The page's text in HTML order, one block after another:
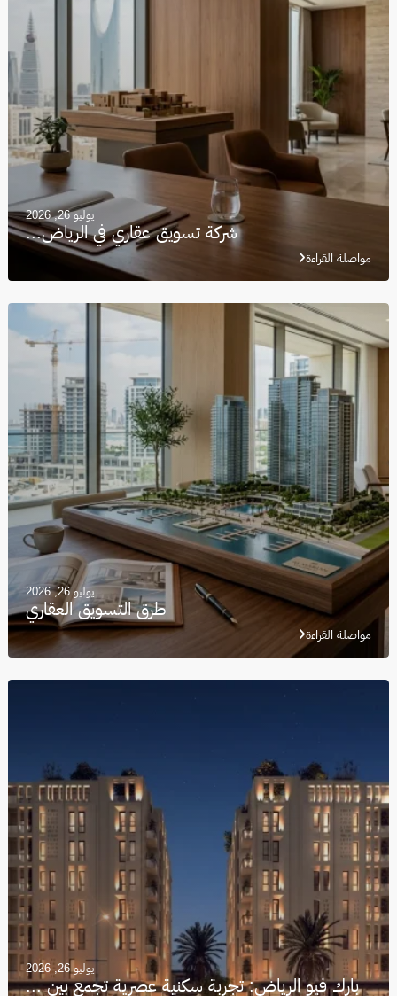
يوليو 26, 2026
شركة تسويق عقاري في الرياض...
مواصلة القراءة
يوليو 26, 2026
طرق التسويق العقاري
مواصلة القراءة
يوليو 26, 2026
بارك فيو الرياض: تجربة سكنية عصرية تجمع بين ...